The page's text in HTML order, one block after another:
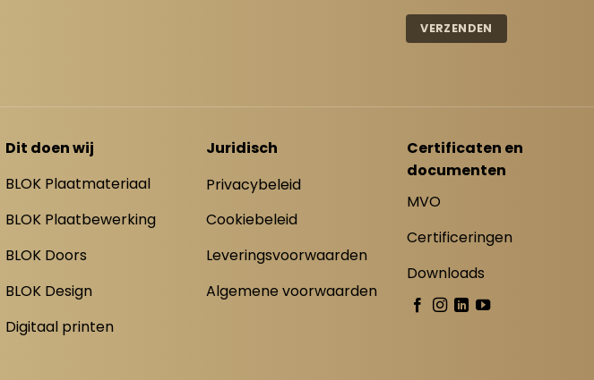
Dit doen wij
BLOK Plaatmateriaal
BLOK Plaatbewerking
BLOK Doors
BLOK Design
Digitaal printen
Juridisch
Privacybeleid
Cookiebeleid
Leveringsvoorwaarden
Algemene voorwaarden
Certificaten en
documenten
MVO
Certificeringen
Downloads